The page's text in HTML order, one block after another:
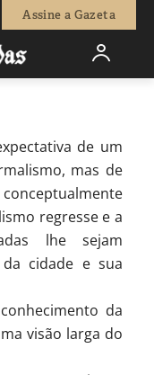
Assine a Gazeta
0
de um
mas de
regresse e a
lhe sejam
cidade e sua
da
visão larga do